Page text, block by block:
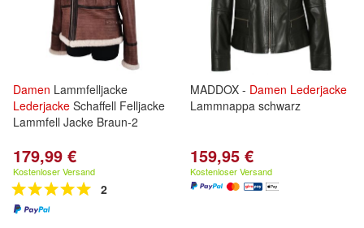
Damen Lammfelljacke
Lederjacke Schaffell Felljacke
Lammfell Jacke Braun-2
179,99 €
Kostenloser Versand
2
MADDOX - Damen Lederjacke
Lammnappa schwarz
159,95 €
Kostenloser Versand